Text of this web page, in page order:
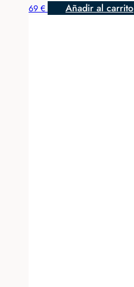
69 € Añadir al carrito